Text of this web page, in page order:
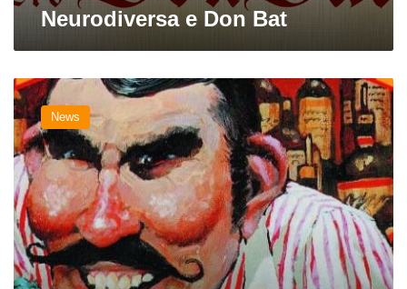
Neurodiversa e Don Bat
Birra
e
solidarietà:
nuovi
progetti
per
Africa
e
Brasile
News